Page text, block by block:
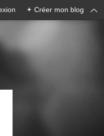
+ Créer mon blog